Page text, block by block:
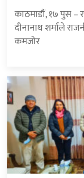
काठमाडाैं, १७ पुस –
दीनानाथ शर्माले
कमजोर